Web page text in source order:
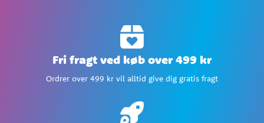
Fri fragt ved køb over 499 kr
Ordrer over 499 kr vil alltid give dig gratis fragt